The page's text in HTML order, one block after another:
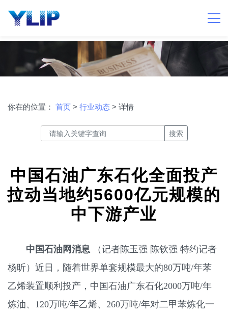
你在的位置： 首页 > 行业动态 > 详情
搜索
中国石油广东石化全面投产
拉动当地约5600亿元规模的
中下游产业
中国石油网消息
（记者陈玉强 陈钦强 特约记者
杨昕）近日，随着世界单套规模最大的80万吨/年苯
乙烯装置顺利投产，中国石油广东石化2000万吨/年
炼油、120万吨/年乙烯、260万吨/年对二甲苯炼化一